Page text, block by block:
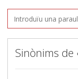
Sinònims de